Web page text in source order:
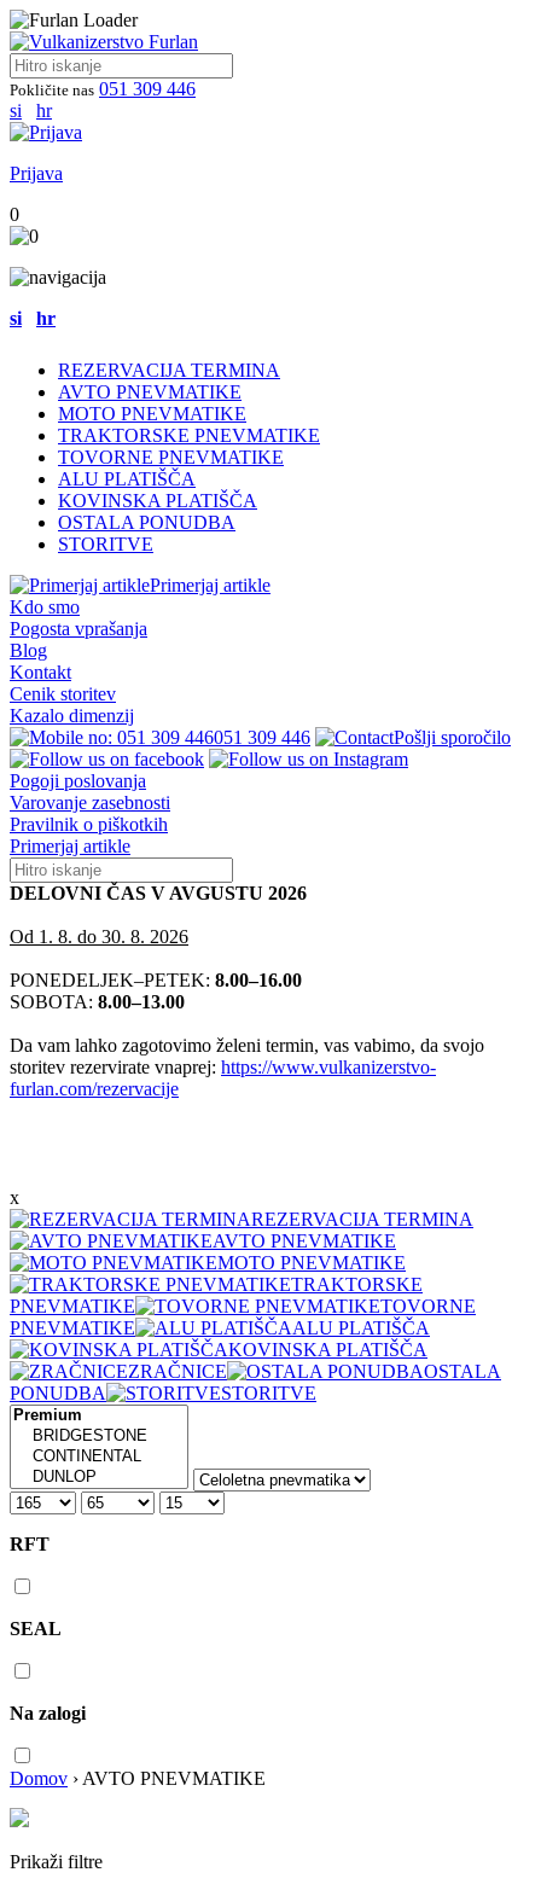
Pokličite nas 051 309 446
si
hr
Prijava
0
si hr
REZERVACIJA TERMINA
AVTO PNEVMATIKE
MOTO PNEVMATIKE
TRAKTORSKE PNEVMATIKE
TOVORNE PNEVMATIKE
ALU PLATIŠČA
KOVINSKA PLATIŠČA
OSTALA PONUDBA
STORITVE
Primerjaj artikle
Kdo smo
Pogosta vprašanja
Blog
Kontakt
Cenik storitev
Kazalo dimenzij
051 309 446
Pošlji sporočilo
Pogoji poslovanja
Varovanje zasebnosti
Pravilnik o piškotkih
Primerjaj artikle
DELOVNI ČAS V AVGUSTU 2026
Od 1. 8. do 30. 8. 2026
PONEDELJEK–PETEK: 8.00–16.00
SOBOTA: 8.00–13.00
Da vam lahko zagotovimo želeni termin, vas vabimo, da svojo
storitev rezervirate vnaprej: https://www.vulkanizerstvo-
furlan.com/rezervacije
x
REZERVACIJA TERMINA
AVTO PNEVMATIKE
MOTO PNEVMATIKE
TRAKTORSKE
PNEVMATIKE
TOVORNE
PNEVMATIKE
ALU PLATIŠČA
KOVINSKA PLATIŠČA
ZRAČNICE
OSTALA
PONUDBA
STORITVE
RFT
SEAL
Na zalogi
Domov › AVTO PNEVMATIKE
Prikaži filtre